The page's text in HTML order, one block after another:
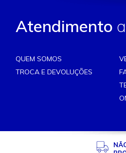
Atendimento
QUEM SOMOS
TROCA E DEVOLUÇÕES